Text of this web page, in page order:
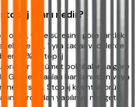
oranı nedir?
oranı, vade süresine göre farklılık
%5, 1 yıla kadar vadelerde
%0 stopaj
oranlar hükümet politikalarına göre
Güncel oranları bankanızdan veya
Stopaj kesintisi, brüt
ardından yapılır ve net getiri